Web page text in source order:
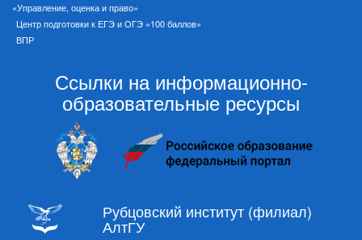
«Управление, оценка и право»
Центр подготовки к ЕГЭ и ОГЭ «100 баллов»
ВПР
Ссылки на информационно-
образовательные ресурсы
Рубцовский институт (филиал)
АлтГУ